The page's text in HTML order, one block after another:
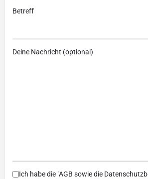
Betreff
Deine Nachricht (optional)
Ich habe die "AGB sowie die